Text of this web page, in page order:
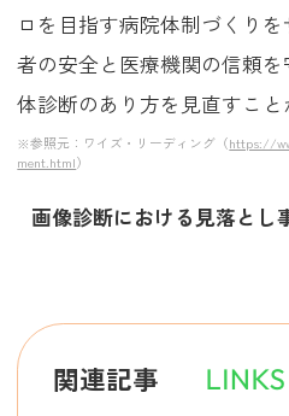
ロを目指す病院体制づくり
者の安全と医療機関の信頼
体診断のあり方を見直すこと
※参照元：ワイズ・リーディング（https://
ment.html）
画像診断における見落とし
関連記事